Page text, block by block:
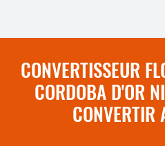
CONVERTISSEUR
CORDOBA D'OR